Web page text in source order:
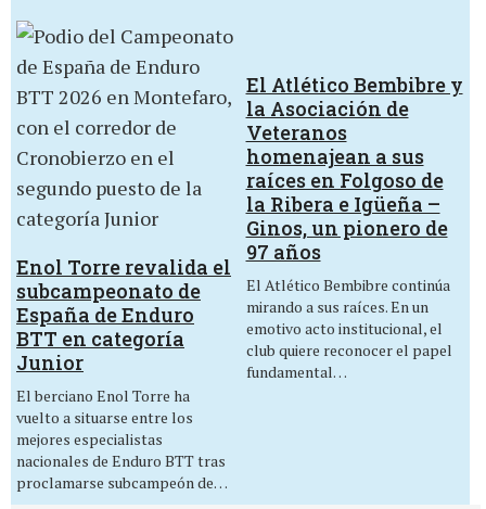
Enol Torre revalida el
subcampeonato de
España de Enduro
BTT en categoría
Junior
El berciano Enol Torre ha
vuelto a situarse entre los
mejores especialistas
nacionales de Enduro BTT tras
proclamarse subcampeón de…
El Atlético Bembibre y
la Asociación de
Veteranos
homenajean a sus
raíces en Folgoso de
la Ribera e Igüeña –
Ginos, un pionero de
97 años
El Atlético Bembibre continúa
mirando a sus raíces. En un
emotivo acto institucional, el
club quiere reconocer el papel
fundamental…